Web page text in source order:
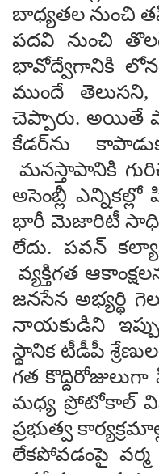
బాధ్యతల నుంచి
పదవి నుంచి
భావోద్వేగానికి
ముందే
చెప్పారు. అయితే
కేడర్‌ను
మనస్తాపానికి
అసెంబ్లీ
భారీ మెజారిటీ
లేదు. పవన్
వ్యక్తిగత
జనసేన అభ్యర్థి
నాయకుడిని
స్థానిక టీడీపీ
గత
మధ్య ప్రోటోకాల్
ప్రభుత్వ
లేకపోవడంపై వర్మ